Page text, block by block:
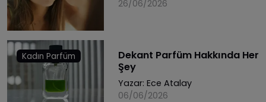
26/06/2026
Kadın Parfüm
Dekant Parfüm Hakkında Her
Şey
Yazar: Ece Atalay
06/06/2026